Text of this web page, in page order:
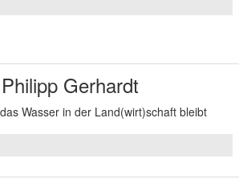
Gerhardt
Wasser in der Land(wirt)schaft bleibt